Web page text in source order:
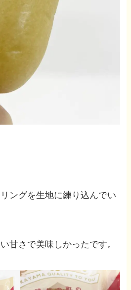
ングを生地に練り込んでい
甘さで美味しかったです。